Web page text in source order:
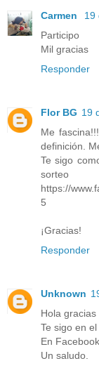
Carmen
19
Participo
Mil gracias
Responder
Flor BG 19
Me
definición.
Te sigo
sorteo
https://
5
¡Gracias!
Responder
Unknown
Hola gracias
Te sigo en
En
Un saludo.